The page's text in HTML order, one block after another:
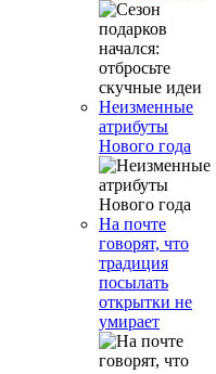
Неизменные
атрибуты
Нового года
На почте
говорят, что
традиция
посылать
открытки не
умирает